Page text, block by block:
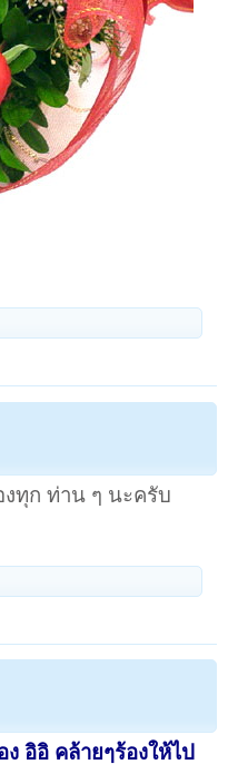
ทุก ท่าน ๆ นะครับ
ง อิอิ คล้ายๆร้องให้ไป